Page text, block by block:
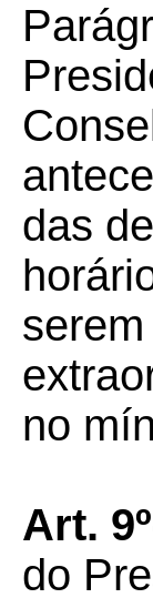
das
no
Art.
do